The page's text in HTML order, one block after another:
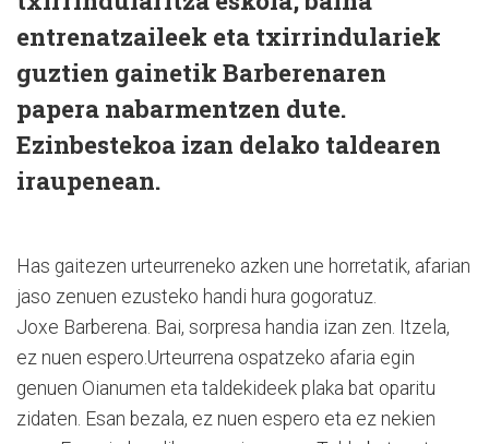
entrenatzaileek eta txirrindulariek
guztien gainetik Barberenaren
papera nabarmentzen dute.
Ezinbestekoa izan delako taldearen
iraupenean.
Has gaitezen urteurreneko azken une horretatik, afarian
jaso zenuen ezusteko handi hura gogoratuz.
Joxe Barberena. Bai, sorpresa handia izan zen. Itzela,
ez nuen espero.Urteurrena ospatzeko afaria egin
genuen Oianumen eta taldekideek plaka bat oparitu
zidaten. Esan bezala, ez nuen espero eta ez nekien